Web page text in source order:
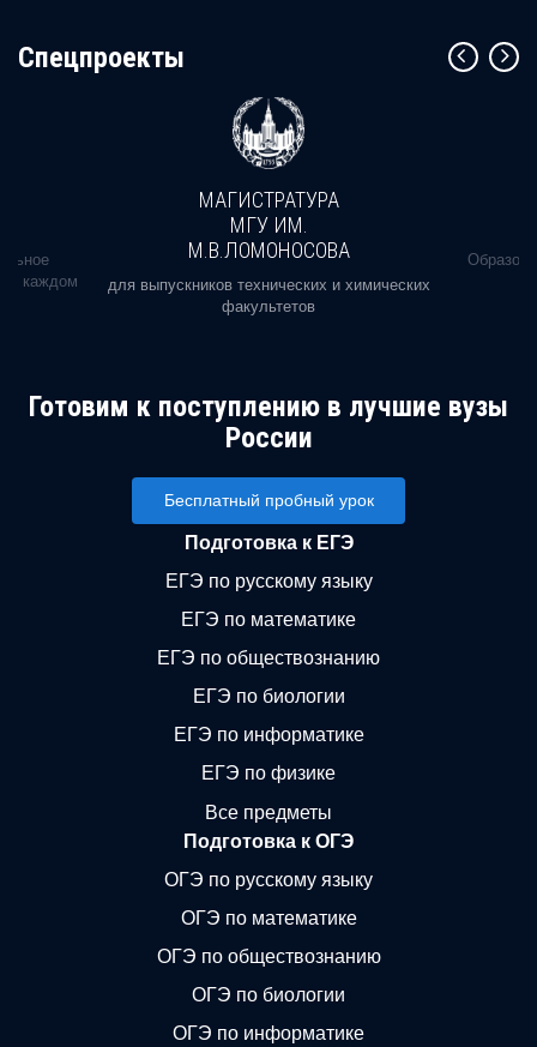
Cпецпроекты
в каждом
МАГИСТРАТУРА
МГУ ИМ.
М.В.ЛОМОНОСОВА
для выпускников технических и химических
факультетов
Готовим к поступлению в лучшие вузы
России
Бесплатный пробный урок
Подготовка к ЕГЭ
ЕГЭ по русскому языку
ЕГЭ по математике
ЕГЭ по обществознанию
ЕГЭ по биологии
ЕГЭ по информатике
ЕГЭ по физике
Все предметы
Подготовка к ОГЭ
ОГЭ по русскому языку
ОГЭ по математике
ОГЭ по обществознанию
ОГЭ по биологии
ОГЭ по информатике